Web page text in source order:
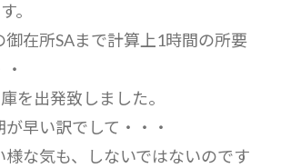
。
在所SAまで計算上1時間の所要
を出発致しました。
早い訳でして・・・
様な気も、しないではないのです